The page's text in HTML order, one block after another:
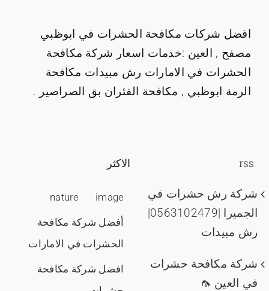
افضل شركات مكافحة الحشرات في ابوظبي
مصفح , العين :خدمات اسعار شركة مكافحة
الحشرات في الامارات رش مبيدات مكافحة
الرمة ابوظبي , مكافحة الفئران بق الصراصير .
rss
شركة رش حشرات في
الجميرا |0563102479|
رش مبيدات
شركة مكافحة حشرات
في العين 🦟
الاكثر
image
nature
أفضل شركة مكافحة
الحشرات في الامارات
افضل شركة مكافحة